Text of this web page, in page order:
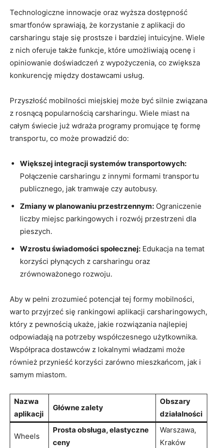
Technologiczne innowacje oraz wyższa dostępność
smartfonów sprawiają, że korzystanie z aplikacji do
carsharingu staje się prostsze i bardziej intuicyjne. Wiele
z nich oferuje także funkcje, które umożliwiają ocenę i
opiniowanie doświadczeń z wypożyczenia, co zwiększa
konkurencję między dostawcami usług.
Przyszłość mobilności miejskiej może być silnie związana
z rosnącą popularnością carsharingu. Wiele miast na
całym świecie już wdraża programy promujące tę formę
transportu, co może prowadzić do:
Większej integracji systemów transportowych:
Połączenie carsharingu z innymi formami transportu
publicznego, jak tramwaje czy autobusy.
Zmiany w planowaniu przestrzennym: Ograniczenie
liczby miejsc parkingowych i rozwój przestrzeni dla
pieszych.
Wzrostu świadomości społecznej: Edukacja na temat
korzyści płynących z carsharingu oraz
zrównoważonego rozwoju.
Aby w pełni zrozumieć potencjał tej formy mobilności,
warto przyjrzeć się rankingowi aplikacji carsharingowych,
który z pewnością ukaże, jakie rozwiązania najlepiej
odpowiadają na potrzeby współczesnego użytkownika.
Współpraca dostawców z lokalnymi władzami może
również przynieść korzyści zarówno mieszkańcom, jak i
samym miastom.
Nazwa
aplikacji
Główne zalety
Obszary
działalności
Wheels
Prosta obsługa, elastyczne
ceny
Warszawa,
Kraków